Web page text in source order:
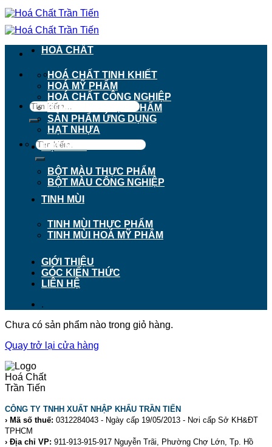
Chuyển
đến
nội
911 - 913 Nguyễn Trãi, Phường Chợ Lớn, TP.
Hồ Chí Minh
Tìm
kiếm:
Tìm
kiếm:
HOÁ CHẤT
HOÁ CHẤT TINH KHIẾT
HOÁ MỸ PHẨM
HOÁ CHẤT CÔNG NGHIỆP
HOÁ CHẤT THỰC PHẨM
SẢN PHẨM ỨNG DỤNG
HẠT NHỰA
BỘT MÀU
BỘT MÀU THỰC PHẨM
BỘT MÀU CÔNG NGHIỆP
TINH MÙI
TINH MÙI THỰC PHẨM
TINH MÙI HOÁ MỸ PHẨM
GIỚI THIỆU
GÓC KIẾN THỨC
LIÊN HỆ
.
Chưa có sản phẩm nào trong giỏ hàng.
Quay trở lại cửa hàng
CÔNG TY TNHH XUẤT NHẬP KHẨU TRẦN TIẾN
› Mã số thuế: 0312284043 - Ngày cấp 19/05/2013 - Nơi cấp Sở KH&ĐT
TPHCM
› Địa chỉ VP: 911-913-915-917 Nguyễn Trãi, Phường Chợ Lớn, Tp. Hồ